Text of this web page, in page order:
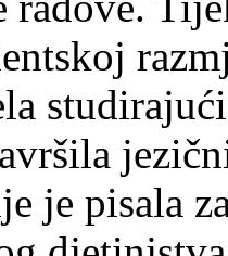
je pisala